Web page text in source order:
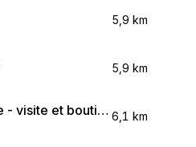
5,9 km
5,9 km
Ferme de la Sapinière - visite et boutique cidricole 6,1 km